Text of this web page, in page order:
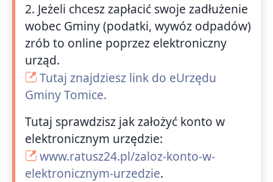
2. Jeżeli chcesz zapłacić swoje zadłużenie
wobec Gminy (podatki, wywóz odpadów)
zrób to online poprzez elektroniczny
urząd.
Tutaj znajdziesz link do eUrzędu
Gminy Tomice.
Tutaj sprawdzisz jak założyć konto w
elektronicznym urzędzie:
www.ratusz24.pl/zaloz-konto-w-
elektronicznym-urzedzie.